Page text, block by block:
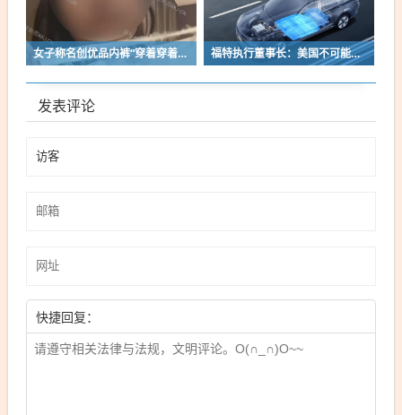
女子称名创优品内裤“穿着穿着掉了”让其颜面尽失 品牌方客服回应：已启动紧急调查 福特执行董事长：美国不可能永远把中国车企挡在门外 进来也有信心击败
发表评论
快捷回复：